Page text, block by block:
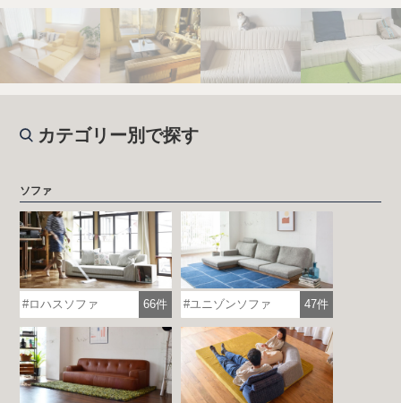
カテゴリー別で探す
ソファ
ロハスソファ 66件 ユニゾンソファ 47件